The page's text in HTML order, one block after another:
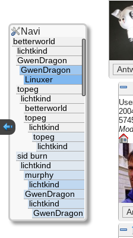
Navi
betterworld
lichtkind
GwenDragon
GwenDragon
Linuxer
topeg
lichtkind
betterworld
topeg
lichtkind
topeg
lichtkind
sid burn
lichtkind
murphy
lichtkind
GwenDragon
lichtkind
GwenDragon